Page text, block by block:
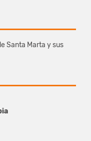
Santa Marta y sus